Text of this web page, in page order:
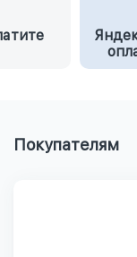
Покупателям